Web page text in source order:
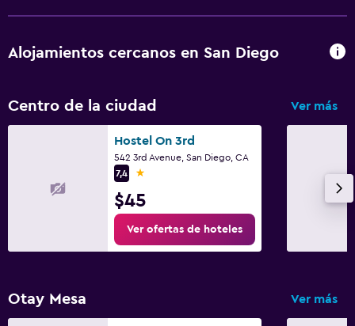
Estacionamiento privado
Lavandería
Lavandería
Servicios de lavandería/tintorería
Habitación
Sillas de playa
Alojamientos cercanos en San Diego
Centro de la ciudad Ver más
Hostel On 3rd
542 3rd Avenue, San Diego, CA
7,4
1 estrella
$45
Ver ofertas de hoteles
Otay Mesa Ver más